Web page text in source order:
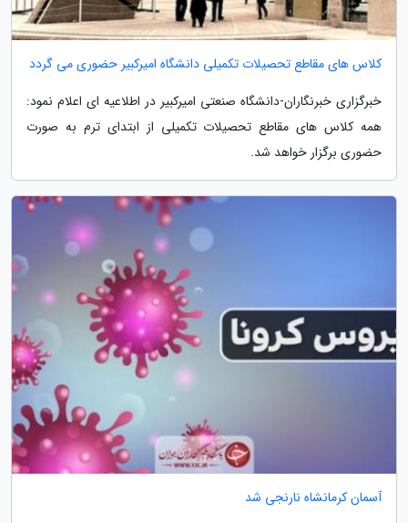
کلاس های مقاطع تحصیلات تکمیلی دانشگاه امیرکبیر حضوری می گردد
خبرگزاری خبرنگاران-دانشگاه صنعتی امیرکبیر در اطلاعیه ای اعلام نمود:
همه کلاس های مقاطع تحصیلات تکمیلی از ابتدای ترم به صورت
حضوری برگزار خواهد شد.
آسمان کرمانشاه نارنجی شد